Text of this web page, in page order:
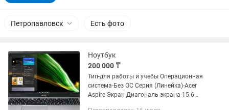
Петропавловск Есть фото
Ноутбук
200 000 ₸
Тип-для работы и учебы Операционная
система-Без ОС Серия (Линейка)-Acer
Aspire Экран Диагональ экрана-15.6